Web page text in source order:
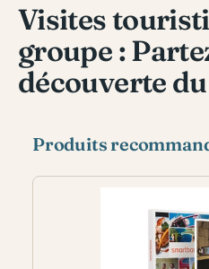
Visites
groupe :
découverte
Produits